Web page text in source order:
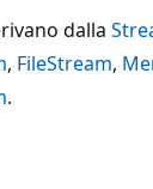
dalla
, FileStream,
.